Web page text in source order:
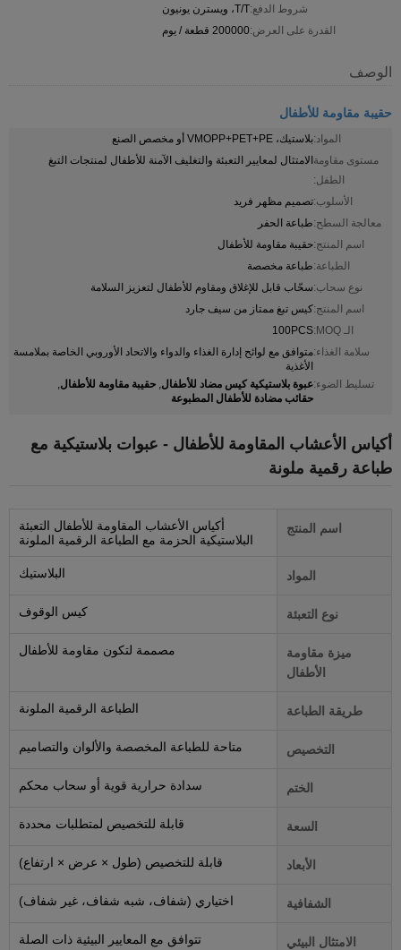
شروط الدفع:T/T، ويسترن يونيون
القدرة على العرض:200000 قطعة / يوم
الوصف
حقيبة مقاومة للأطفال
المواد:بلاستيك، VMOPP+PET+PE أو مخصص الصنع
مستوى مقاومة
الطفل:
الامتثال لمعايير التعبئة والتغليف الآمنة للأطفال لمنتجات التبغ
الأسلوب:تصميم مظهر فريد
معالجة السطح:طباعة الحفر
اسم المنتج:حقيبة مقاومة للأطفال
الطباعة:طباعة مخصصة
نوع سحاب:سحّاب قابل للإغلاق ومقاوم للأطفال لتعزيز السلامة
اسم المنتج:كيس تبغ ممتاز من سيف جارد
الـ MOQ:
100PCS
سلامة الغذاء:متوافق مع لوائح إدارة الغذاء والدواء والاتحاد الأوروبي الخاصة بملامسة
الأغذية
تسليط الضوء:عبوة بلاستيكية كيس مضاد للأطفال, حقيبة مقاومة للأطفال,
حقائب مضادة للأطفال المطبوعة
أكياس الأعشاب المقاومة للأطفال - عبوات بلاستيكية مع
طباعة رقمية ملونة
اسم المنتج
أكياس الأعشاب المقاومة للأطفال التعبئة
البلاستيكية الحزمة مع الطباعة الرقمية الملونة
المواد البلاستيك
نوع التعبئة كيس الوقوف
ميزة مقاومة
الأطفال
مصممة لتكون مقاومة للأطفال
طريقة الطباعة الطباعة الرقمية الملونة
التخصيص متاحة للطباعة المخصصة والألوان والتصاميم
الختم سدادة حرارية قوية أو سحاب محكم
السعة قابلة للتخصيص لمتطلبات محددة
الأبعاد قابلة للتخصيص (طول × عرض × ارتفاع)
الشفافية اختياري (شفاف، شبه شفاف، غير شفاف)
الامتثال البيئي تتوافق مع المعايير البيئية ذات الصلة